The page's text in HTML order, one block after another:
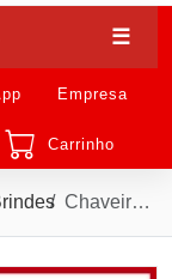
☰
Empresa
Carrinho
Chaveiro em Couro sintético com Metal e duas argolas X14502